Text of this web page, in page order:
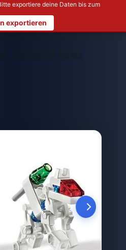
exportiere deine Daten bis zum
exportieren
LEGO 8399 K-9 Bot